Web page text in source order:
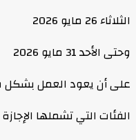
الثلاثاء 26 مايو 2026
وحتى الأحد 31 مايو 2026
على أن يعود العمل بشكل طبيعي
الفئات التي تشملها